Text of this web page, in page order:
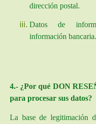
dirección postal.
Datos de
información bancaria.
4.- ¿Por qué DON
para procesar sus datos?
La base de legitimación